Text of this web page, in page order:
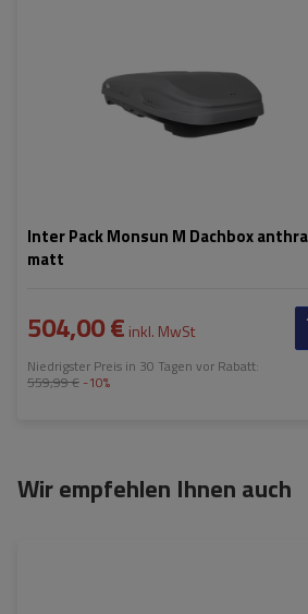
Inter Pack Monsun M Dachbox
matt
504,00 € inkl. MwSt
Niedrigster Preis in 30 Tagen vor Rabatt:
559,99 € -10%
Beidseitig
anthrazit matt
Wir empfehlen Ihnen auch